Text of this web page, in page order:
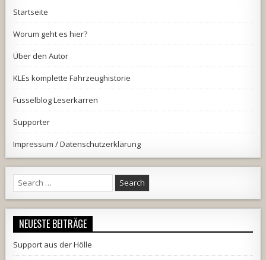
Startseite
Worum geht es hier?
Über den Autor
KLEs komplette Fahrzeughistorie
Fusselblog Leserkarren
Supporter
Impressum / Datenschutzerklärung
Search
for:
NEUESTE BEITRÄGE
Support aus der Hölle